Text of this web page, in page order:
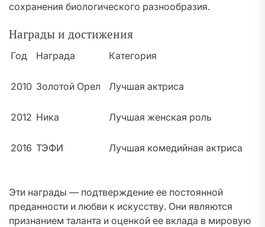
сохранения биологического разнообразия.
Награды и достижения
Год Награда Категория
2010 Золотой Орел Лучшая актриса
2012 Ника Лучшая женская роль
2016 ТЭФИ Лучшая комедийная актриса
Эти награды — подтверждение ее постоянной
преданности и любви к искусству. Они являются
признанием таланта и оценкой ее вклада в мировую